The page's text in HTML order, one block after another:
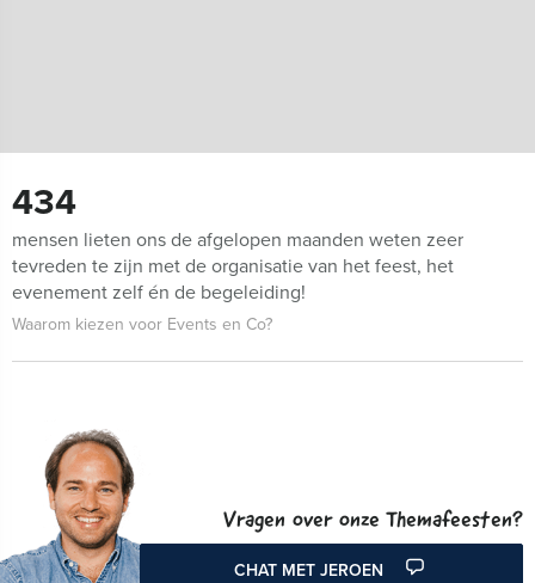
434
mensen lieten ons de afgelopen maanden weten zeer
tevreden te zijn met de organisatie van het feest, het
evenement zelf én de begeleiding!
Waarom kiezen voor Events en Co?
Vragen over onze Themafeesten?
CHAT MET JEROEN